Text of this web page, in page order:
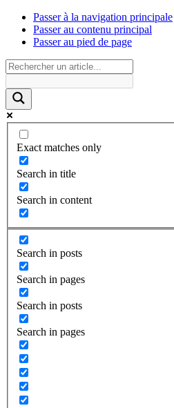
Passer à la navigation principale
Passer au contenu principal
Passer au pied de page
Exact matches only
Search in title
Search in content
Search in posts
Search in pages
Search in posts
Search in pages